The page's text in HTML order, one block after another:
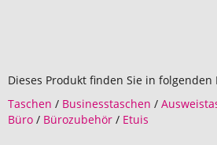
Dieses Produkt finden Sie in folgenden
Taschen / Businesstaschen /
Büro / Bürozubehör / Etuis